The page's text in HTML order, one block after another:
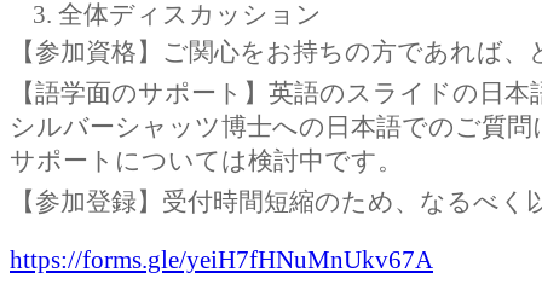
全体ディスカッション
【参加資格】ご関心をお持ちの方であれば
【語学面のサポート】英語のスライドの⽇
シルバーシャッツ博⼠への⽇本語でのご質
サポートについては検討中です。
【参加登録】受付時間短縮のため、なるべ
https://forms.gle/yeiH7fHNuMnUkv67A